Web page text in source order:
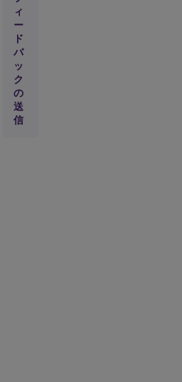
2024
年12
月12
日
2024
年10
月09
ィ
ー
ド
バ
ッ
ク
の
送
信